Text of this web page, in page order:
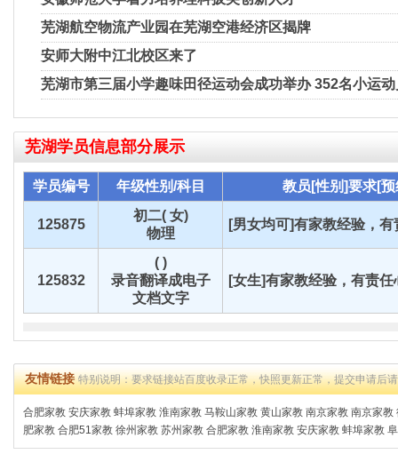
芜湖航空物流产业园在芜湖空港经济区揭牌
安师大附中江北校区来了
芜湖市第三届小学趣味田径运动会成功举办 352名小运
芜湖学员信息部分展示
学员编号 年级性别/科目 教员[性别]要求[
125875
初二( 女)
物理
[男女均可]有家教经验，
125832
( )
录音翻译成电子
文档文字
[女生]有家教经验，有责任
友情链接特别说明：要求链接站百度收录正常，快照更新正常，提交申请后
合肥家教 安庆家教 蚌埠家教 淮南家教 马鞍山家教 黄山家教 南京家教 南京家教
肥家教 合肥51家教 徐州家教 苏州家教 合肥家教 淮南家教 安庆家教 蚌埠家教